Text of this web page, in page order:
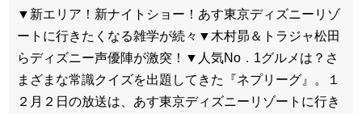
▼新エリア！新ナイトショー！あす東京ディズニーリゾ
ートに行きたくなる雑学が続々▼木村昴＆トラジャ松田
らディズニー声優陣が激突！▼人気No．1グルメは？さ
まざまな常識クイズを出題してきた『ネプリーグ』。１
２月２日の放送は、あす東京ディズニーリゾートに行き